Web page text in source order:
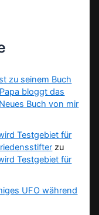
zu seinem Buch
bloggt das
Buch von mir
Testgebiet für
zu
Testgebiet für
UFO während